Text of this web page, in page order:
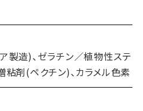
製造)、ゼラチン／植物性ステ
粘剤(ペクチン)、カラメル色素